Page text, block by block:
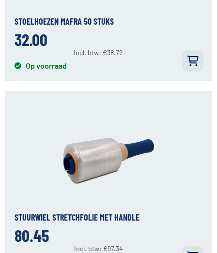
STOELHOEZEN MAFRA 50 STUKS
32.00
Incl. btw: €38.72
Op voorraad
STUURWIEL STRETCHFOLIE MET HANDLE
80.45
Incl. btw: €97.34